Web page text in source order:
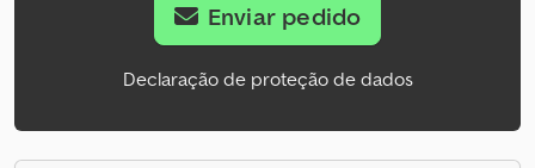
Enviar pedido
Declaração de proteção de dados